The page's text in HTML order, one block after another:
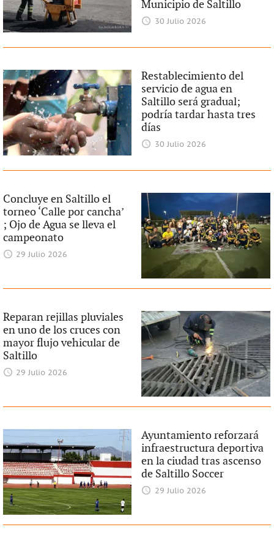
Municipio de Saltillo
30 Julio 2026
Restablecimiento del
servicio de agua en
Saltillo será gradual;
podría tardar hasta tres
días
30 Julio 2026
Concluye en Saltillo el
torneo ‘Calle por cancha’
; Ojo de Agua se lleva el
campeonato
29 Julio 2026
Reparan rejillas pluviales
en uno de los cruces con
mayor flujo vehicular de
Saltillo
29 Julio 2026
Ayuntamiento reforzará
infraestructura deportiva
en la ciudad tras ascenso
de Saltillo Soccer
29 Julio 2026